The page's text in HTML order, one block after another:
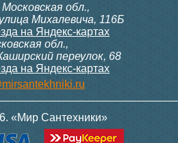
34 120
обл.,
Михалевича, 116Б
на Яндекс-картах
обл.,
переулок, 68
на Яндекс-картах
«Мир Сантехники»